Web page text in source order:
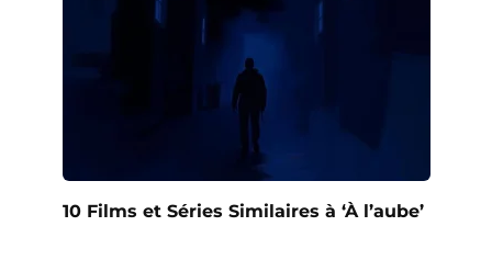
10 Films et Séries Similaires à ‘À l’aube’